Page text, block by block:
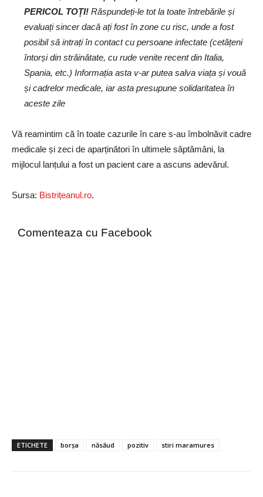
PERICOL TOȚI! Răspundeți-le tot la toate întrebările și
evaluați sincer dacă ați fost în zone cu risc, unde a fost
posibil să intrați în contact cu persoane infectate (cetățeni
întorși din străinătate, cu rude venite recent din Italia,
Spania, etc.) Informația asta v-ar putea salva viața și vouă
și cadrelor medicale, iar asta presupune solidaritatea în
aceste zile
Vă reamintim că în toate cazurile în care s-au îmbolnăvit cadre
medicale și zeci de aparținători în ultimele săptămâni, la
mijlocul lanțului a fost un pacient care a ascuns adevărul.
Sursa: Bistrițeanul.ro.
Comenteaza cu Facebook
ETICHETE borșa năsăud pozitiv stiri maramures